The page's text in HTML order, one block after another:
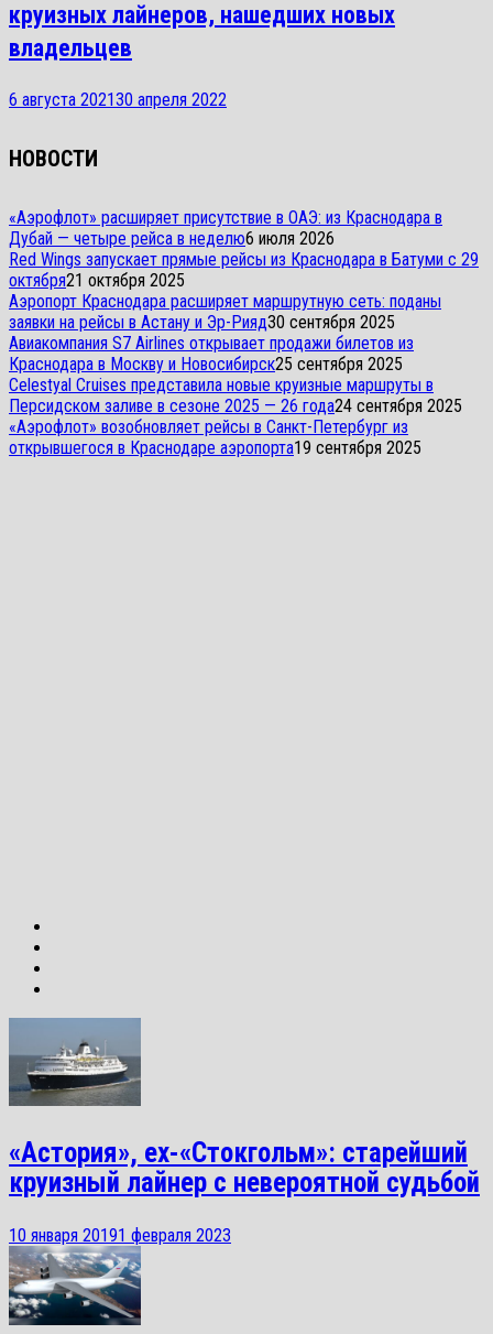
круизных лайнеров, нашедших новых
владельцев
6 августа 202130 апреля 2022
НОВОСТИ
«Аэрофлот» расширяет присутствие в ОАЭ: из Краснодара в
Дубай — четыре рейса в неделю6 июля 2026
Red Wings запускает прямые рейсы из Краснодара в Батуми с 29
октября21 октября 2025
Аэропорт Краснодара расширяет маршрутную сеть: поданы
заявки на рейсы в Астану и Эр-Рияд30 сентября 2025
Авиакомпания S7 Airlines открывает продажи билетов из
Краснодара в Москву и Новосибирск25 сентября 2025
Celestyal Cruises представила новые круизные маршруты в
Персидском заливе в сезоне 2025 — 26 года24 сентября 2025
«Аэрофлот» возобновляет рейсы в Санкт-Петербург из
открывшегося в Краснодаре аэропорта19 сентября 2025
«Астория», ex-«Стокгольм»: старейший
круизный лайнер с невероятной судьбой
10 января 20191 февраля 2023